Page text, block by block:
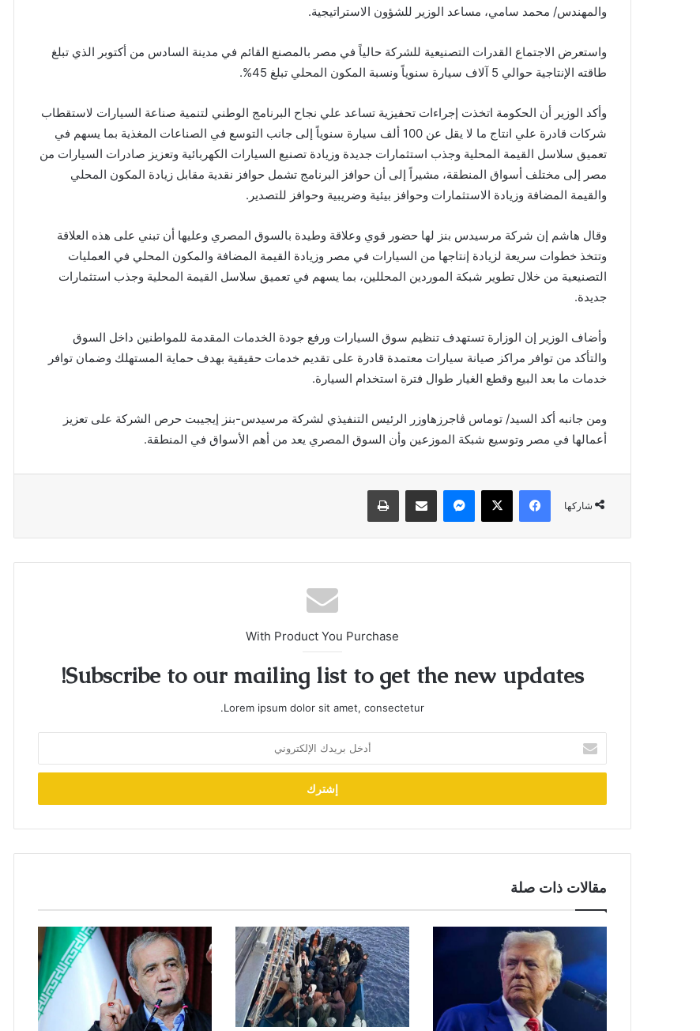
والمهندس/ محمد سامي، مساعد الوزير للشؤون الاستراتيجية.
واستعرض الاجتماع القدرات التصنيعية للشركة حالياً في مصر بالمصنع القائم في مدينة السادس من أكتوبر الذي تبلغ
طاقته الإنتاجية حوالي 5 آلاف سيارة سنوياً ونسبة المكون المحلي تبلغ 45%.
وأكد الوزير أن الحكومة اتخذت إجراءات تحفيزية تساعد علي نجاح البرنامج الوطني لتنمية صناعة السيارات لاستقطاب
شركات قادرة علي انتاج ما لا يقل عن 100 ألف سيارة سنوياً إلى جانب التوسع في الصناعات المغذية بما يسهم في
تعميق سلاسل القيمة المحلية وجذب استثمارات جديدة وزيادة تصنيع السيارات الكهربائية وتعزيز صادرات السيارات من
مصر إلى مختلف أسواق المنطقة، مشيراً إلى أن حوافز البرنامج تشمل حوافز نقدية مقابل زيادة المكون المحلي
والقيمة المضافة وزيادة الاستثمارات وحوافز بيئية وضريبية وحوافز للتصدير.
وقال هاشم إن شركة مرسيدس بنز لها حضور قوي وعلاقة وطيدة بالسوق المصري وعليها أن تبني على هذه العلاقة
وتتخذ خطوات سريعة لزيادة إنتاجها من السيارات في مصر وزيادة القيمة المضافة والمكون المحلي في العمليات
التصنيعية من خلال تطوير شبكة الموردين المحللين، بما يسهم في تعميق سلاسل القيمة المحلية وجذب استثمارات
جديدة.
وأضاف الوزير إن الوزارة تستهدف تنظيم سوق السيارات ورفع جودة الخدمات المقدمة للمواطنين داخل السوق
والتأكد من توافر مراكز صيانة سيارات معتمدة قادرة على تقديم خدمات حقيقية بهدف حماية المستهلك وضمان توافر
خدمات ما بعد البيع وقطع الغيار طوال فترة استخدام السيارة.
ومن جانبه أكد السيد/ توماس ڤاجرزهاوزر الرئيس التنفيذي لشركة مرسيدس-بنز إيجيبت حرص الشركة على تعزيز
أعمالها في مصر وتوسيع شبكة الموزعين وأن السوق المصري يعد من أهم الأسواق في المنطقة.
شاركها
فيسبوك X ماسنجر مشاركة عبر البريد طباعة
With Product You Purchase
Subscribe to our mailing list to get the new updates!
Lorem ipsum dolor sit amet, consectetur.
بريدك
الإلكتروني
مقالات ذات صلة